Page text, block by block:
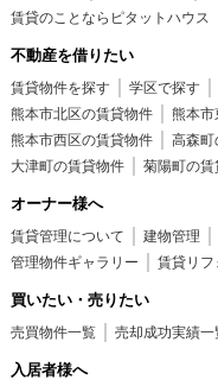
賃貸のことならピタットハウス
不動産を借りたい
賃貸物件を探す 学区で探す
熊本市北区の賃貸物件
熊本市
熊本市西区の賃貸物件
高森町
大津町の賃貸物件
菊陽町の賃
オーナー様へ
賃貸管理について 建物管理
管理物件ギャラリー
賃貸リフ
買いたい・売りたい
売買物件一覧 売却成功実績一
入居者様へ